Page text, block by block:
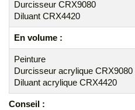
Durcisseur CRX9080
Diluant CRX4420
En volume :
Peinture
Durcisseur acrylique CRX9080
Diluant acrylique CRX4420
Conseil :